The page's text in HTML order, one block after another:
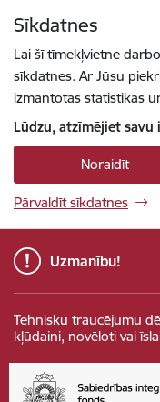
Sīkdatnes
Lai šī tīmekļvietne
sīkdatnes. Ar Jūsu
izmantotas statistikas
Lūdzu, atzīmējiet savu
Noraidīt
Pārvaldīt sīkdatnes
Uzmanību!
Tehnisku traucējumu
kļūdaini, novēloti vai